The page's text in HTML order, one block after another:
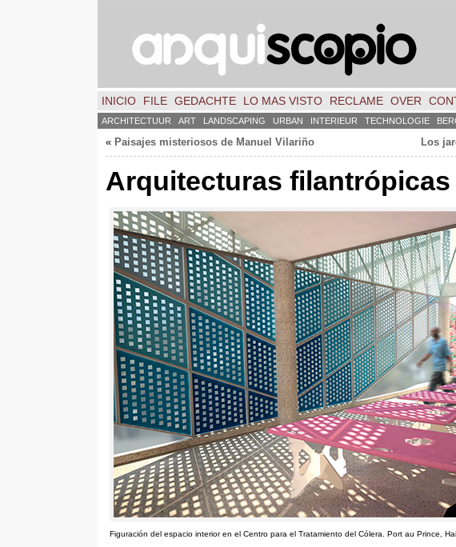
INICIO FILE GEDACHTE LO MAS VISTO RECLAME OVER
ARCHITECTUUR ART LANDSCAPING URBAN INTERIEUR TECHNOLOGIE
« Paisajes misteriosos de Manuel Vilariño Los
Arquitecturas filantrópicas
Figuración del espacio interior en el Centro para el Tratamiento del Cólera Port au Prince